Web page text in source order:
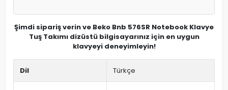
Şimdi sipariş verin ve Beko Bnb 576SR Notebook Klavye
Tuş Takımı dizüstü bilgisayarınız için en uygun
klavyeyi deneyimleyin!
Dil Türkçe